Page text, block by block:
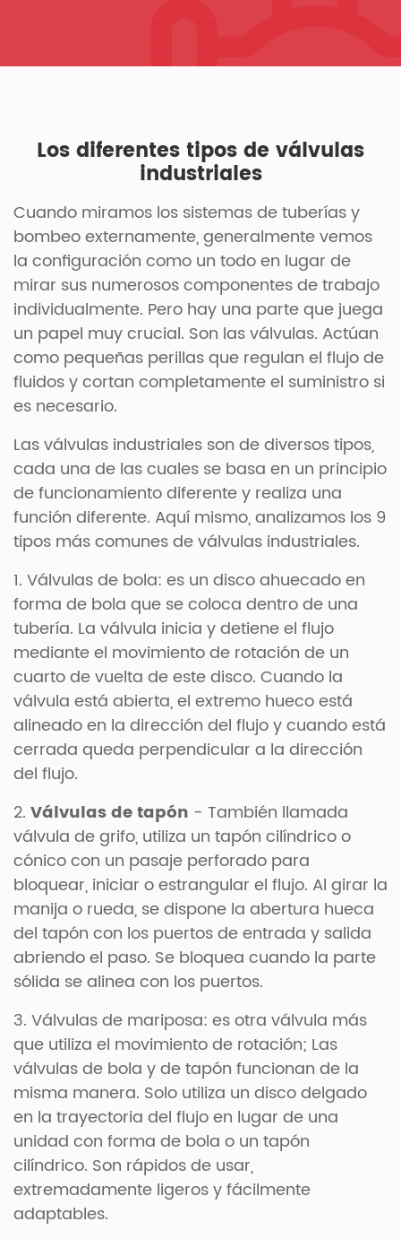
Los diferentes tipos de válvulas
industriales
Cuando miramos los sistemas de tuberías y
bombeo externamente, generalmente vemos
la configuración como un todo en lugar de
mirar sus numerosos componentes de trabajo
individualmente. Pero hay una parte que juega
un papel muy crucial. Son las válvulas. Actúan
como pequeñas perillas que regulan el flujo de
fluidos y cortan completamente el suministro si
es necesario.
Las válvulas industriales son de diversos tipos,
cada una de las cuales se basa en un principio
de funcionamiento diferente y realiza una
función diferente. Aquí mismo, analizamos los 9
tipos más comunes de válvulas industriales.
1. Válvulas de bola: es un disco ahuecado en
forma de bola que se coloca dentro de una
tubería. La válvula inicia y detiene el flujo
mediante el movimiento de rotación de un
cuarto de vuelta de este disco. Cuando la
válvula está abierta, el extremo hueco está
alineado en la dirección del flujo y cuando está
cerrada queda perpendicular a la dirección
del flujo.
2. Válvulas de tapón - También llamada
válvula de grifo, utiliza un tapón cilíndrico o
cónico con un pasaje perforado para
bloquear, iniciar o estrangular el flujo. Al girar la
manija o rueda, se dispone la abertura hueca
del tapón con los puertos de entrada y salida
abriendo el paso. Se bloquea cuando la parte
sólida se alinea con los puertos.
3. Válvulas de mariposa: es otra válvula más
que utiliza el movimiento de rotación; Las
válvulas de bola y de tapón funcionan de la
misma manera. Solo utiliza un disco delgado
en la trayectoria del flujo en lugar de una
unidad con forma de bola o un tapón
cilíndrico. Son rápidos de usar,
extremadamente ligeros y fácilmente
adaptables.